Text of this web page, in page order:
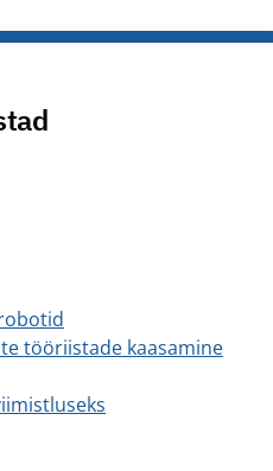
tööriistade kaasamine